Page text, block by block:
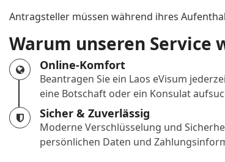
Antragsteller müssen während ihres
Warum unseren Service
Online-Komfort
Beantragen Sie ein Laos eVisum
eine Botschaft oder ein Konsulat
Sicher & Zuverlässig
Moderne Verschlüsselung und
persönlichen Daten und